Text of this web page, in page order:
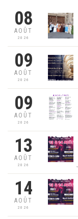
08
AOÛT
2026
09
AOÛT
2026
09
AOÛT
2026
13
AOÛT
2026
14
AOÛT
2026